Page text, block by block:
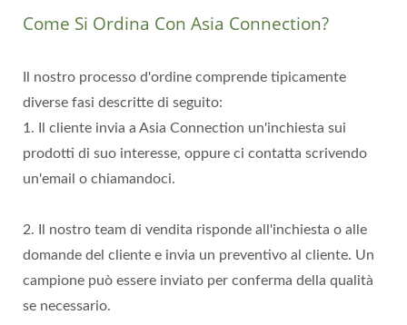
Come Si Ordina Con Asia Connection?
Il nostro processo d'ordine comprende tipicamente
diverse fasi descritte di seguito:
1. Il cliente invia a Asia Connection un'inchiesta sui
prodotti di suo interesse, oppure ci contatta scrivendo
un'email o chiamandoci.
2. Il nostro team di vendita risponde all'inchiesta o alle
domande del cliente e invia un preventivo al cliente. Un
campione può essere inviato per conferma della qualità
se necessario.